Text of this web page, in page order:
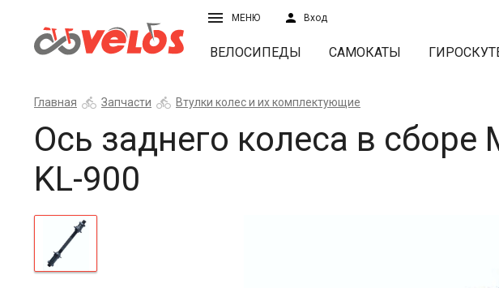
МЕНЮ Вход
ВЕЛОСИПЕДЫ САМОКАТЫ
Главная Запчасти Втулки колес и их комплектующие
Ось заднего колеса в
KL-900